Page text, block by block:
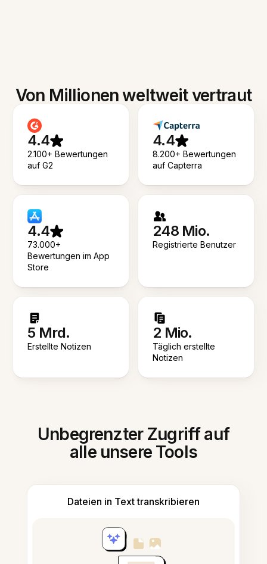
Von Millionen weltweit vertraut
4.4
2.100+ Bewertungen
auf G2
4.4
8.200+ Bewertungen
auf Capterra
4.4
73.000+
Bewertungen im App
Store
248 Mio.
Registrierte Benutzer
5 Mrd.
Erstellte Notizen
2 Mio.
Täglich erstellte
Notizen
Unbegrenzter Zugriff auf
alle unsere Tools
Dateien in Text transkribieren